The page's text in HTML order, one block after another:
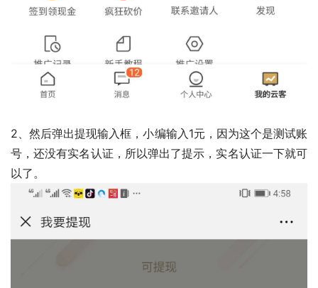
2、然后弹出提现输入框，小编输入1元，因为这个是测试账
号，还没有实名认证，所以弹出了提示，实名认证一下就可
以了。